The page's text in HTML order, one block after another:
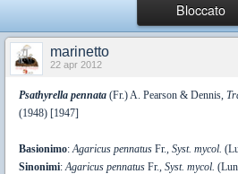
Bloccato
marinetto
22 apr 2012
Psathyrella pennata (Fr.) A. Pearson & Dennis,
(1948) [1947]
Basionimo:Agaricus pennatus Fr., Syst. mycol.
Sinonimi:Agaricus pennatus Fr., Syst. mycol.